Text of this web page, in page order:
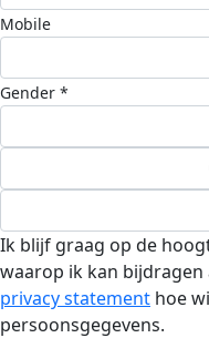
Mobile
Gender *
Ik blijf graag op de
waarop ik kan bijdragen
privacy statement hoe
persoonsgegevens.